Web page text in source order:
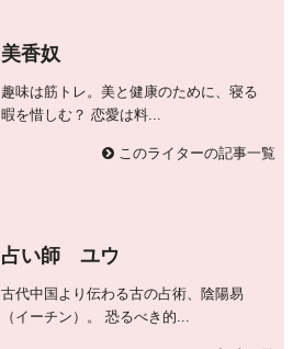
美香奴
趣味は筋トレ。美と健康のために、寝る
暇を惜しむ？ 恋愛は料...
このライターの記事一覧
占い師 ユウ
古代中国より伝わる古の占術、陰陽易
（イーチン）。 恐るべき的...